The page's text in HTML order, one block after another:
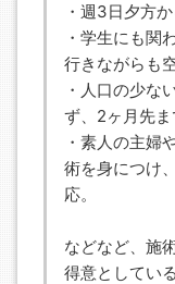
・週3日夕方
・学生にも関
行きながらも
・人口の少な
ず、2ヶ月先ま
・素人の主婦
術を身につけ
応。
などなど、施
得意としている